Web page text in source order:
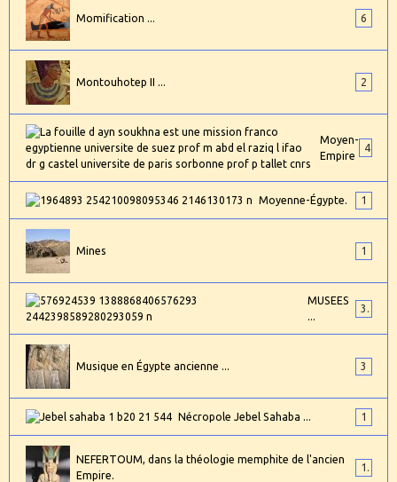
Momification ... 6
Montouhotep II ... 2
Moyen-
Empire
Moyenne-Égypte. 1
Mines 1
MUSEES
...
3
Musique en Égypte ancienne ... 3
Nécropole Jebel Sahaba ... 1
NEFERTOUM, dans la théologie memphite de l'ancien
Empire.
1